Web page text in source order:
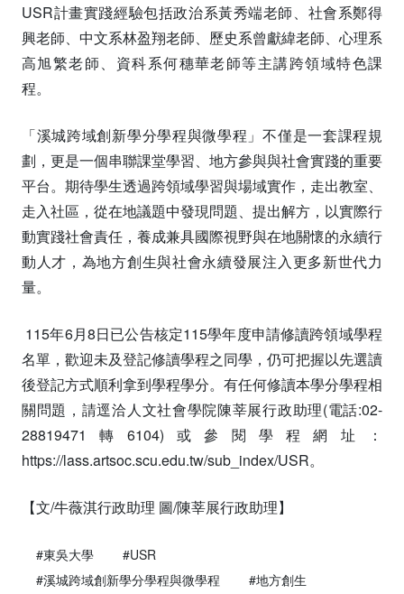
USR計畫實踐經驗包括政治系黃秀端老師、社會系鄭得
興老師、中文系林盈翔老師、歷史系曾獻緯老師、心理系
高旭繁老師、資科系何穗華老師等主講跨領域特色課
程。
「溪城跨域創新學分學程與微學程」不僅是一套課程規
劃，更是一個串聯課堂學習、地方參與與社會實踐的重要
平台。期待學生透過跨領域學習與場域實作，走出教室、
走入社區，從在地議題中發現問題、提出解方，以實際行
動實踐社會責任，養成兼具國際視野與在地關懷的永續行
動人才，為地方創生與社會永續發展注入更多新世代力
量。
115年6月8日已公告核定115學年度申請修讀跨領域學程
名單，歡迎未及登記修讀學程之同學，仍可把握以先選讀
後登記方式順利拿到學程學分。有任何修讀本學分學程相
關問題，請逕洽人文社會學院陳莘展行政助理(電話:02-
28819471轉6104)或參閱學程網址：
https://lass.artsoc.scu.edu.tw/sub_index/USR。
【文/牛薇淇行政助理 圖/陳莘展行政助理】
#東吳大學
#USR
#溪城跨域創新學分學程與微學程
#地方創生